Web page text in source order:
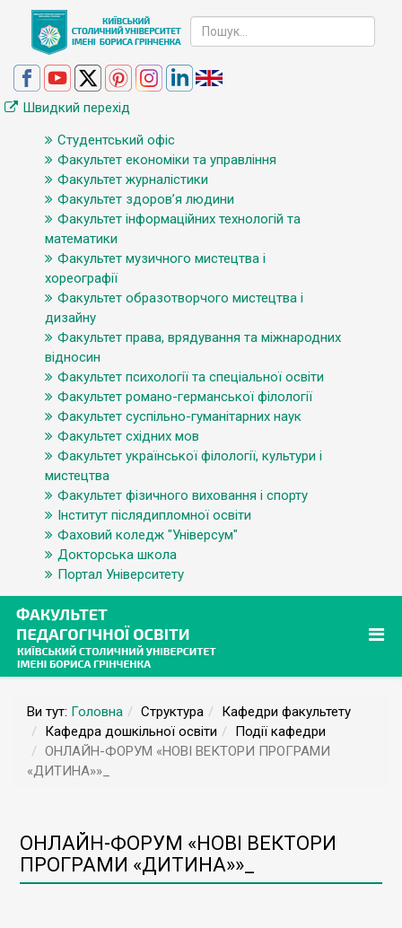
Швидкий перехід
Студентський офіс
Факультет економіки та управління
Факультет журналістики
Факультет здоров’я людини
Факультет інформаційних технологій та
математики
Факультет музичного мистецтва і
хореографії
Факультет образотворчого мистецтва і
дизайну
Факультет права, врядування та міжнародних
відносин
Факультет психології та спеціальної освіти
Факультет романо-германської філології
Факультет суспільно-гуманітарних наук
Факультет східних мов
Факультет української філології, культури і
мистецтва
Факультет фізичного виховання і спорту
Інститут післядипломної освіти
Фаховий коледж "Універсум"
Докторська школа
Портал Університету
Ви тут: Головна Структура
Кафедри факультету
Кафедра дошкільної освіти
Події кафедри
ОНЛАЙН-ФОРУМ «НОВІ ВЕКТОРИ ПРОГРАМИ
«ДИТИНА»»_
ОНЛАЙН-ФОРУМ «НОВІ ВЕКТОРИ
ПРОГРАМИ «ДИТИНА»»_